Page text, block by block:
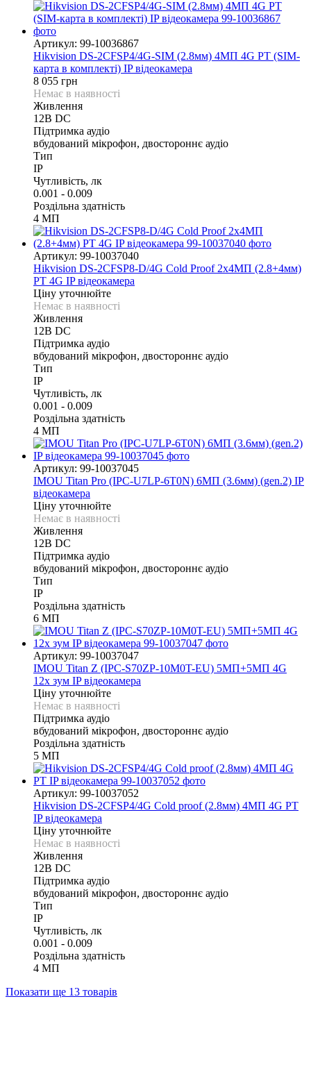
Артикул: 99-10036867
Hikvision DS-2CFSP4/4G-SIM (2.8мм) 4МП 4G PT (SIM-
карта в комплекті) IP відеокамера
8 055 грн
Немає в наявності
Живлення
12В DС
Підтримка аудіо
вбудований мікрофон, двостороннє аудіо
Тип
IP
Чутливість, лк
0.001 - 0.009
Роздільна здатність
4 МП
Артикул: 99-10037040
Hikvision DS-2CFSP8-D/4G Cold Proof 2х4МП (2.8+4мм)
PT 4G IP відеокамера
Ціну уточнюйте
Немає в наявності
Живлення
12В DС
Підтримка аудіо
вбудований мікрофон, двостороннє аудіо
Тип
IP
Чутливість, лк
0.001 - 0.009
Роздільна здатність
4 МП
Артикул: 99-10037045
IMOU Titan Pro (IPC-U7LP-6T0N) 6МП (3.6мм) (gen.2) IP
відеокамера
Ціну уточнюйте
Немає в наявності
Живлення
12В DС
Підтримка аудіо
вбудований мікрофон, двостороннє аудіо
Тип
IP
Роздільна здатність
6 МП
Артикул: 99-10037047
IMOU Titan Z (IPC-S70ZP-10M0T-EU) 5МП+5МП 4G
12x зум IP відеокамера
Ціну уточнюйте
Немає в наявності
Підтримка аудіо
вбудований мікрофон, двостороннє аудіо
Роздільна здатність
5 МП
Артикул: 99-10037052
Hikvision DS-2CFSP4/4G Cold proof (2.8мм) 4МП 4G PT
IP відеокамера
Ціну уточнюйте
Немає в наявності
Живлення
12В DС
Підтримка аудіо
вбудований мікрофон, двостороннє аудіо
Тип
IP
Чутливість, лк
0.001 - 0.009
Роздільна здатність
4 МП
Показати ще 13 товарів